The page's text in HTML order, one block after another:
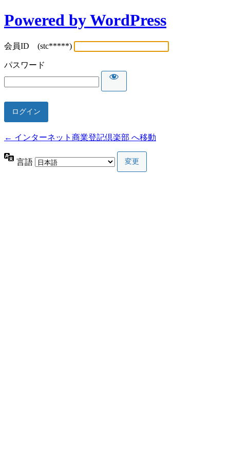
Powered by WordPress
会員ID (stc*****)
パスワード
← インターネット商業登記倶楽部 へ移動
言語